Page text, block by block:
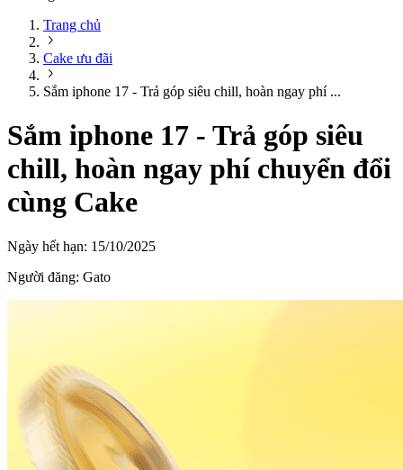
Trang chủ
Cake ưu đãi
Sắm iphone 17 - Trả góp siêu chill, hoàn ngay phí ...
Sắm iphone 17 - Trả góp siêu
chill, hoàn ngay phí chuyển đổi
cùng Cake
Ngày hết hạn: 15/10/2025
Người đăng: Gato